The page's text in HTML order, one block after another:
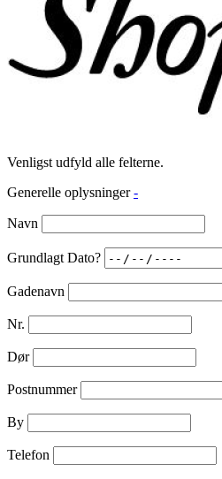
Venligst udfyld alle felterne.
Generelle oplysninger -
Navn
Grundlagt Dato?
Gadenavn
Nr.
Dør
Postnummer
By
Telefon